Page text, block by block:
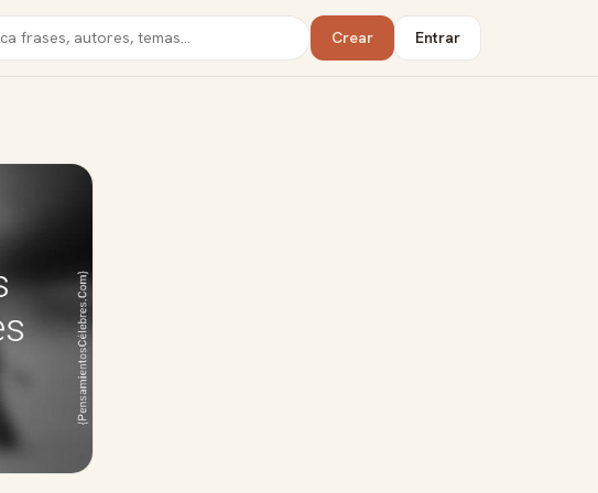
Crear Entrar